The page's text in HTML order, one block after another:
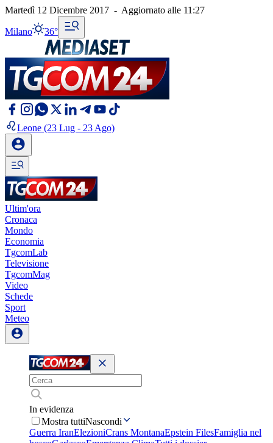
Martedì 12 Dicembre 2017 - Aggiornato alle 11:27
Milano 36°
Leone (23 Lug - 23 Ago)
Ultim'ora
Cronaca
Mondo
Economia
TgcomLab
Televisione
TgcomMag
Video
Schede
Sport
Meteo
In evidenza
Mostra tuttiNascondi
Guerra IranElezioniCrans MontanaEpstein FilesFamiglia nel